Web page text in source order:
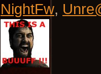
NightFw,